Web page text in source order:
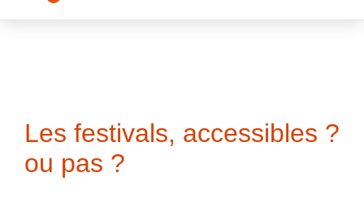
Les festivals, accessibles ?
ou pas ?